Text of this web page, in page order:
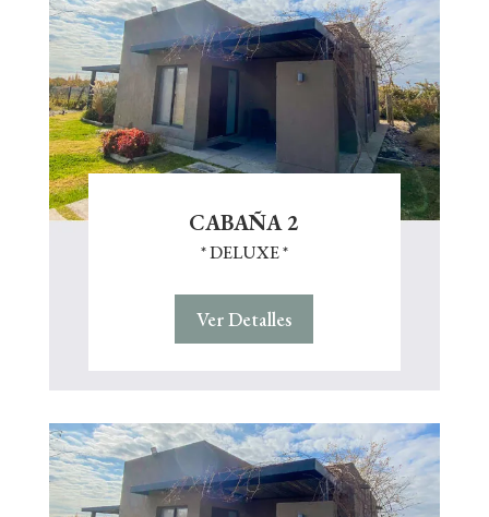
CABAÑA 2
* DELUXE *
Ver Detalles